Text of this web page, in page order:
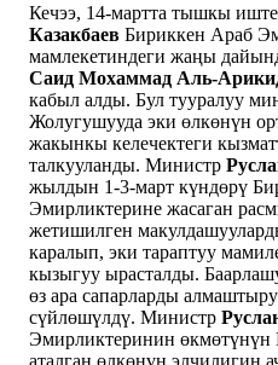
Кечээ, 14-мартта тышкы
Казакбаев Бириккен Араб
мамлекетиндеги жаңы
Саид Мохаммад Аль-
кабыл алды. Бул тууралуу
Жолугушууда эки өлкөнүн
жакынкы келечектеги
талкууланды. Министр
жылдын 1-3-март күндөрү
Эмирликтерине жасаган
жетишилген
каралып, эки тараптуу
кызыгуу ырасталды.
өз ара сапарларды
сүйлөшүлдү. Министр
Эмирликтеринин өкмөтүнүн
аталган өлкөнүн элчилигин